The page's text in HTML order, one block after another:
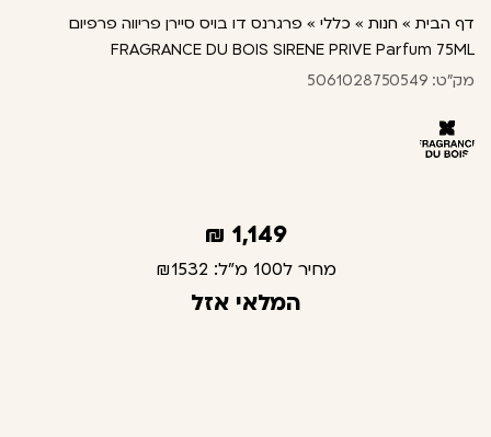
דף הבית » חנות » כללי » פרגרנס דו בויס סיירן פריווה פרפיום
FRAGRANCE DU BOIS SIRENE PRIVE Parfum 75ML
מק"ט: 5061028750549
1,149
₪
מחיר ל100 מ"ל: ₪1532
המלאי אזל